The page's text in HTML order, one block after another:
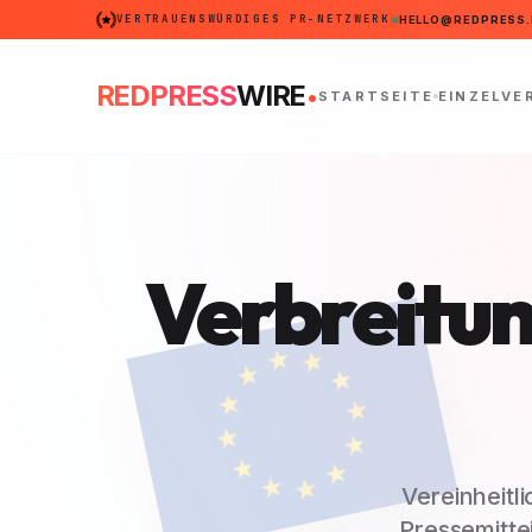
VERTRAUENSWÜRDIGES PR-NETZWERK
REDPRESSWIRE. STARTSEITE